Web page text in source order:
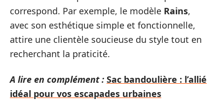
correspond. Par exemple, le modèle Rains,
avec son esthétique simple et fonctionnelle,
attire une clientèle soucieuse du style tout en
recherchant la praticité.
A lire en complément : Sac bandoulière : l’allié
idéal pour vos escapades urbaines